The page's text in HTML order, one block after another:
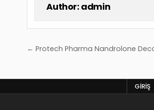
Author: admin
Yazı
← Protech Pharma Nandrolone
GIRIŞ